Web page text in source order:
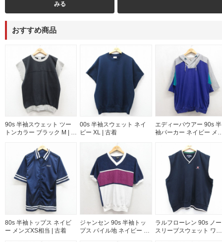
みる
おすすめ商品
90s 半袖スウェット ツー
トンカラー ブラック M | 古
00s 半袖スウェット ネイ
ビー XL | 古着
エディーバウアー 90s 半
袖パーカー ネイビー メ
80s 半袖トップス ネイビ
ー メンズXS相当 | 古着
ジャンセン 90s 半袖トッ
プス パイル地 ネイビー メ
ラルフローレン 90s ノー
スリーブスウェット ワン